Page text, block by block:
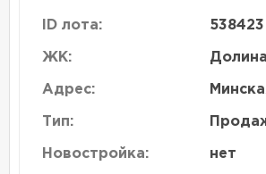
ID лота: 538423
ЖК:
Адрес:
Тип:
Новостройка: нет